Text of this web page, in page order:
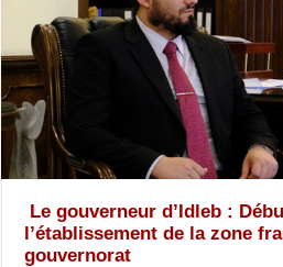
Le gouverneur d’Idleb :
l’établissement de la zone
gouvernorat